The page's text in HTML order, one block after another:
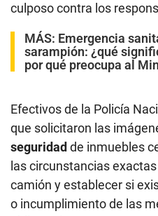
culposo contra los
MÁS: Emergencia
sarampión: ¿qué
por qué preocupa al
Efectivos de la Policía
que solicitaron las
seguridad de inmuebles
las circunstancias
camión y establecer si
o incumplimiento de las